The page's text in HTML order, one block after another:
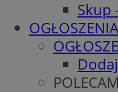
Skup
OGŁOSZENIA